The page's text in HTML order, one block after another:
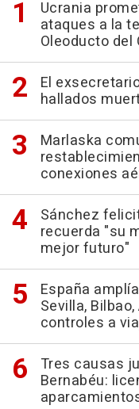
Ucrania
ataques a la
Oleoducto del
El
hallados
Marlaska
conexiones
Sánchez
recuerda "su
mejor futuro"
España
Sevilla,
controles a
Tres causas
Bernabéu: